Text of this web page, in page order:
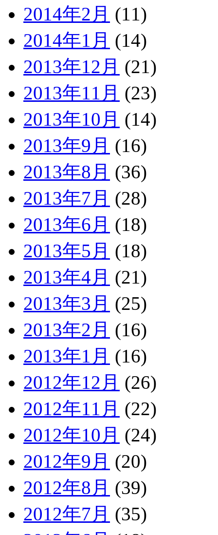
2014年2月 (11)
2014年1月 (14)
2013年12月 (21)
2013年11月 (23)
2013年10月 (14)
2013年9月 (16)
2013年8月 (36)
2013年7月 (28)
2013年6月 (18)
2013年5月 (18)
2013年4月 (21)
2013年3月 (25)
2013年2月 (16)
2013年1月 (16)
2012年12月 (26)
2012年11月 (22)
2012年10月 (24)
2012年9月 (20)
2012年8月 (39)
2012年7月 (35)